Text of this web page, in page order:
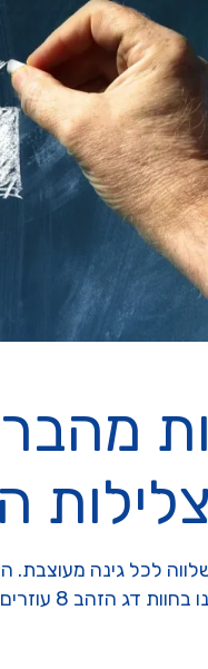
לכל גינה
לכם לשמור על המים.